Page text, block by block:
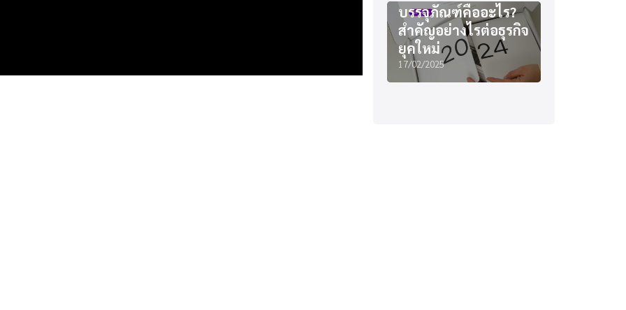
บรรจุภัณฑ์คืออะไร?
สำคัญอย่างไรต่อธุรกิจ
ยุคใหม่
17/02/2025